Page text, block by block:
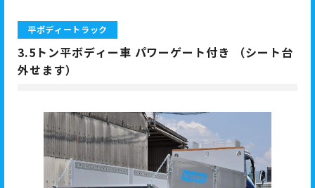
平ボディートラック
3.5トン平ボディー車 パワーゲート付き （シート台
外せます）